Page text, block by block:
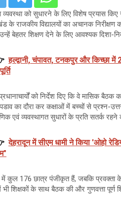
व्यवस्था को सुधारने के लिए विशेष प्रयास
के राजकीय विद्यालयों का अचानक निरीक्षण
बेहतर शिक्षण देने के लिए आवश्यक दिशा-
हल्द्वानी, चंपावत, टनकपुर और किच्छा में
को निर्देश दिए कि वे मासिक
का दौरा कर कक्षाओं में बच्चों से प्रश्न-
एवं व्यवस्थागत सुधारों के प्रति सतर्क रहने
देहरादून में सीएम धामी ने किया 'ओहो
में कुल 176 छात्र पंजीकृत हैं, जबकि
शिक्षकों के साथ बैठक की और गुणवत्ता पूर्ण